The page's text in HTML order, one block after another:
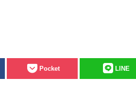
Pocket LINE